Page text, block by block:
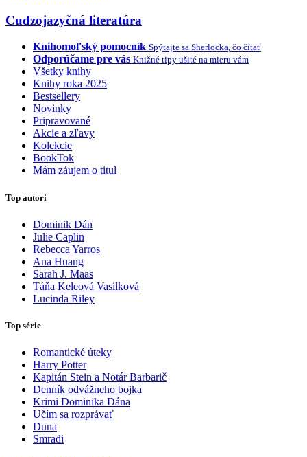
Cudzojazyčná literatúra
Knihomoľský pomocník Spýtajte sa Sherlocka, čo čítať
Odporúčame pre vás Knižné tipy ušité na mieru vám
Všetky knihy
Knihy roka 2025
Bestsellery
Novinky
Pripravované
Akcie a zľavy
Kolekcie
BookTok
Mám záujem o titul
Top autori
Dominik Dán
Julie Caplin
Rebecca Yarros
Ana Huang
Sarah J. Maas
Táňa Keleová Vasilková
Lucinda Riley
Top série
Romantické úteky
Harry Potter
Kapitán Stein a Notár Barbarič
Denník odvážneho bojka
Krimi Dominika Dána
Učím sa rozprávať
Duna
Smradi